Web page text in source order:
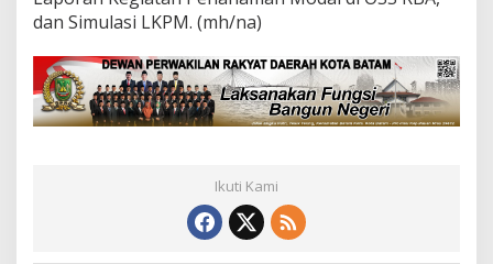
dan Simulasi LKPM. (mh/na)
Ikuti Kami